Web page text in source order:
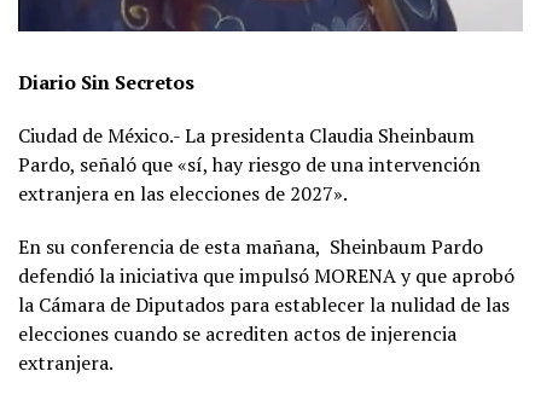
Diario Sin Secretos
Ciudad de México.- La presidenta Claudia Sheinbaum
Pardo, señaló que «sí, hay riesgo de una intervención
extranjera en las elecciones de 2027».
En su conferencia de esta mañana, Sheinbaum Pardo
defendió la iniciativa que impulsó MORENA y que aprobó
la Cámara de Diputados para establecer la nulidad de las
elecciones cuando se acrediten actos de injerencia
extranjera.